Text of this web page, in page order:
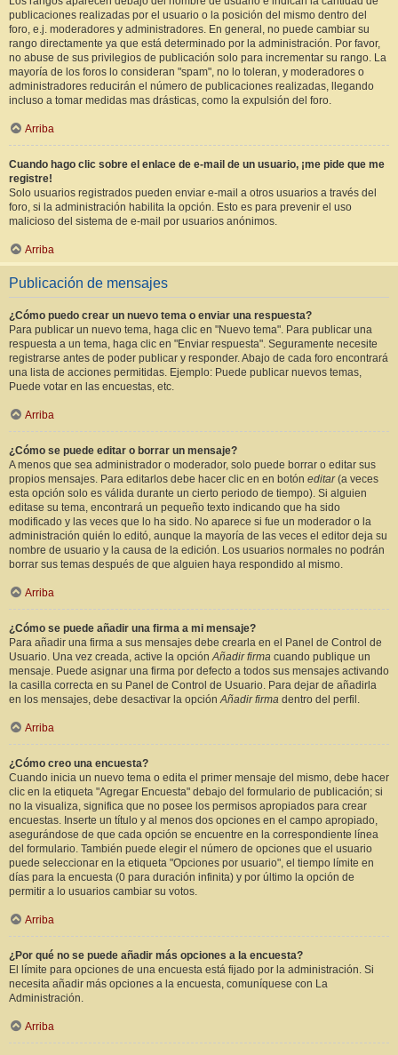
publicaciones realizadas por el usuario o la posición del mismo dentro del
foro, e.j. moderadores y administradores. En general, no puede cambiar su
rango directamente ya que está determinado por la administración. Por favor,
no abuse de sus privilegios de publicación solo para incrementar su rango. La
mayoría de los foros lo consideran "spam", no lo toleran, y moderadores o
administradores reducirán el número de publicaciones realizadas, llegando
incluso a tomar medidas mas drásticas, como la expulsión del foro.
Arriba
Cuando hago clic sobre el enlace de e-mail de un usuario, ¡me pide que me
registre!
Solo usuarios registrados pueden enviar e-mail a otros usuarios a través del
foro, si la administración habilita la opción. Esto es para prevenir el uso
malicioso del sistema de e-mail por usuarios anónimos.
Arriba
Publicación de mensajes
¿Cómo puedo crear un nuevo tema o enviar una respuesta?
Para publicar un nuevo tema, haga clic en "Nuevo tema". Para publicar una
respuesta a un tema, haga clic en "Enviar respuesta". Seguramente necesite
registrarse antes de poder publicar y responder. Abajo de cada foro encontrará
una lista de acciones permitidas. Ejemplo: Puede publicar nuevos temas,
Puede votar en las encuestas, etc.
Arriba
¿Cómo se puede editar o borrar un mensaje?
A menos que sea administrador o moderador, solo puede borrar o editar sus
propios mensajes. Para editarlos debe hacer clic en en botón editar(a veces
esta opción solo es válida durante un cierto periodo de tiempo). Si alguien
editase su tema, encontrará un pequeño texto indicando que ha sido
modificado y las veces que lo ha sido. No aparece si fue un moderador o la
administración quién lo editó, aunque la mayoría de las veces el editor deja su
nombre de usuario y la causa de la edición. Los usuarios normales no podrán
borrar sus temas después de que alguien haya respondido al mismo.
Arriba
¿Cómo se puede añadir una firma a mi mensaje?
Para añadir una firma a sus mensajes debe crearla en el Panel de Control de
Usuario. Una vez creada, active la opciónAñadir firma cuando publique un
mensaje. Puede asignar una firma por defecto a todos sus mensajes activando
la casilla correcta en su Panel de Control de Usuario. Para dejar de añadirla
en los mensajes, debe desactivar la opciónAñadir firma dentro del perfil.
Arriba
¿Cómo creo una encuesta?
Cuando inicia un nuevo tema o edita el primer mensaje del mismo, debe hacer
clic en la etiqueta "Agregar Encuesta" debajo del formulario de publicación; si
no la visualiza, significa que no posee los permisos apropiados para crear
encuestas. Inserte un título y al menos dos opciones en el campo apropiado,
asegurándose de que cada opción se encuentre en la correspondiente línea
del formulario. También puede elegir el número de opciones que el usuario
puede seleccionar en la etiqueta "Opciones por usuario", el tiempo límite en
días para la encuesta (0 para duración infinita) y por último la opción de
permitir a lo usuarios cambiar su votos.
Arriba
¿Por qué no se puede añadir más opciones a la encuesta?
El límite para opciones de una encuesta está fijado por la administración. Si
necesita añadir más opciones a la encuesta, comuníquese con La
Administración.
Arriba